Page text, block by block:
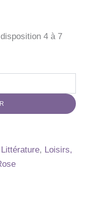
4 à 7
Littérature, Loisirs,